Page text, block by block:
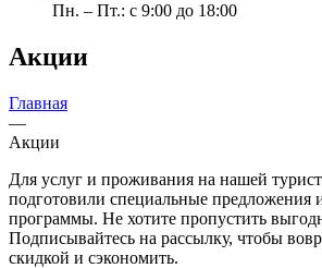
Пн. – Пт.: с 9:00 до 18:00
Акции
Главная
—
Акции
Для услуг и проживания на нашей
подготовили специальные предложения
программы. Не хотите пропустить
Подписывайтесь на рассылку, чтобы
скидкой и сэкономить.